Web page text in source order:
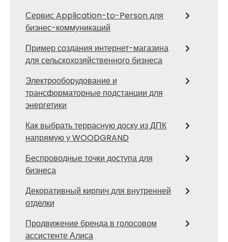
Сервис Application-to-Person для
бизнес-коммуникаций
Пример создания интернет-магазина
для сельскохозяйственного бизнеса
Электрооборудование и
трансформаторные подстанции для
энергетики
Как выбрать террасную доску из ДПК
напрямую у WOODGRAND
Беспроводные точки доступа для
бизнеса
Декоративный кирпич для внутренней
отделки
Продвижение бренда в голосовом
ассистенте Алиса